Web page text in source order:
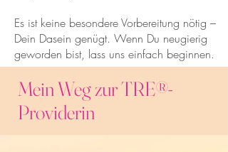
Es ist keine besondere Vorbereitung nötig –
Dein Dasein genügt. Wenn Du neugierig
geworden bist, lass uns einfach beginnen.
Mein Weg zur TRE®-
Providerin